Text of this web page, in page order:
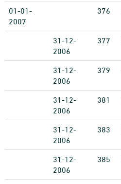
01-01-
2007
376
31-12-
2006
377
31-12-
2006
379
31-12-
2006
381
31-12-
2006
383
31-12-
2006
385